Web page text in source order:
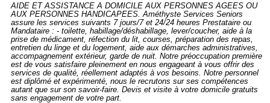
AIDE ET ASSISTANCE A DOMICILE AUX PERSONNES AGEES OU
AUX PERSONNES HANDICAPEES. Améthyste Services Seniors
assure les services suivants 7 jours/7 et 24/24 heures Prestataire ou
Mandataire : - toilette, habillage/déshabillage, lever/coucher, aide à la
prise de médicament, réfection du lit, courses, préparation des repas,
entretien du linge et du logement, aide aux démarches administratives,
accompagnement extérieur, garde de nuit. Notre préoccupation première
est de vous satisfaire pleinement en nous engageant à vous offrir des
services de qualité, réellement adaptés à vos besoins. Notre personnel
est diplômé et expérimenté, nous le recrutons sur ses compétences
autant que sur son savoir-faire. Devis et visite à votre domicile gratuits
sans engagement de votre part.